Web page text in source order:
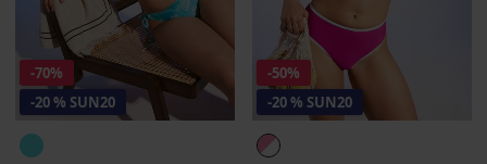
-70%
-20 % SUN20
-50%
-20 % SUN20